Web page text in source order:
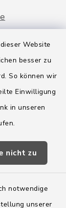
Website
besser zu
So können wir
Einwilligung
in unseren
nicht zu
notwendige
unserer